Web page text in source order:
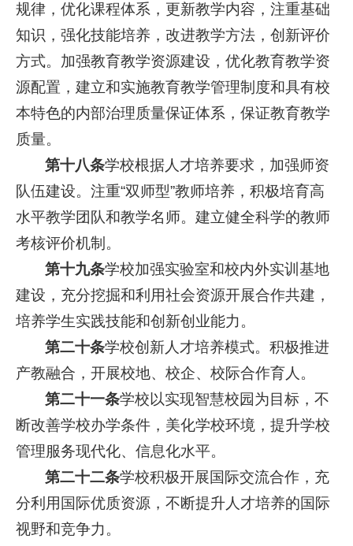
规律，优化课程体系，更新教学内容，注重基础
知识，强化技能培养，改进教学方法，创新评价
方式。加强教育教学资源建设，优化教育教学资
源配置，建立和实施教育教学管理制度和具有校
本特色的内部治理质量保证体系，保证教育教学
质量。
第十八条学校根据人才培养要求，加强师资
队伍建设。注重“双师型”教师培养，积极培育高
水平教学团队和教学名师。建立健全科学的教师
考核评价机制。
第十九条学校加强实验室和校内外实训基地
建设，充分挖掘和利用社会资源开展合作共建，
培养学生实践技能和创新创业能力。
第二十条学校创新人才培养模式。积极推进
产教融合，开展校地、校企、校际合作育人。
第二十一条学校以实现智慧校园为目标，不
断改善学校办学条件，美化学校环境，提升学校
管理服务现代化、信息化水平。
第二十二条学校积极开展国际交流合作，充
分利用国际优质资源，不断提升人才培养的国际
视野和竞争力。